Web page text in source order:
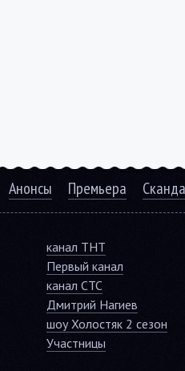
Анонсы Премьера
канал ТНТ
Первый канал
канал СТС
Дмитрий Нагиев
шоу Холостяк 2 сезон
Участницы